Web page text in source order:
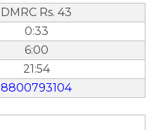
DMRC Rs. 43
0:33
6:00
21:54
8800793104